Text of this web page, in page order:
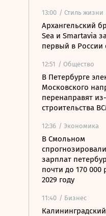
13:00 / Стиль жизни
Архангельский
Sea и Smartavia
первый в России
12:51 / Общество
В Петербурге
Московского
перенаправят
строительства
12:36 / Экономика
В Смольном
зарплат
почти до 170 000
2029 году
11:40 / Бизнес
Калининградский